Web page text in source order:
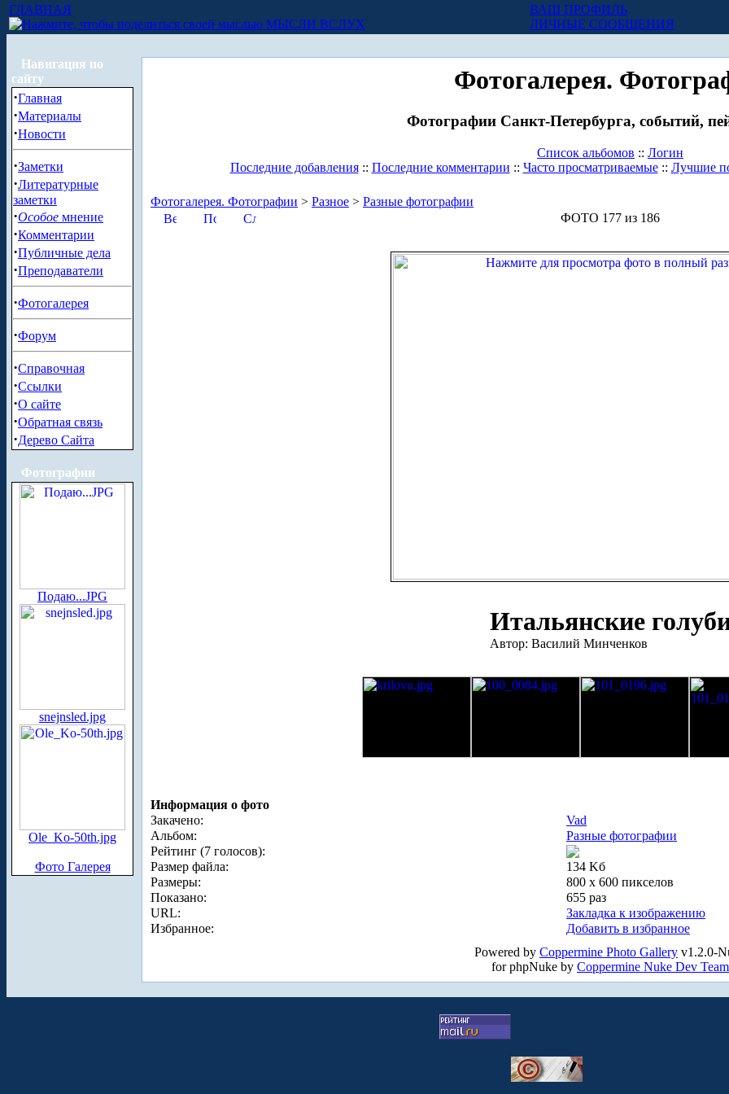
ГЛАВНАЯ
МЫСЛИ ВСЛУХ
ВАШ ПРОФИЛЬ
ЛИЧНЫЕ СООБЩЕНИЯ
Навигация по
сайту
·Главная
·Материалы
·Новости
·Заметки
·Литературные
заметки
·Особое мнение
·Комментарии
·Публичные дела
·Преподаватели
·Фотогалерея
·Форум
·Справочная
·Ссылки
·О сайте
·Обратная связь
·Дерево Сайта
Фотографии
Подаю...JPG
snejnsled.jpg
Ole_Ko-50th.jpg
Фото Галерея
Фотогалерея.
Фотографии Санкт-Петербурга, событий,
Список альбомов :: Логин
Последние добавления:: Последние комментарии :: Часто просматриваемые:: Лучшие
Фотогалерея. Фотографии > Разное > Разные фотографии
ФОТО 177 из 186
Итальянские
Автор: Василий Минченков
Информация о фото
Закачено:
Vad
Альбом:
Разные фотографии
Рейтинг (7 голосов):
Размер файла:
134 Kб
Размеры:
800 x 600 пикселов
Показано:
655 раз
URL:
Закладка к изображению
Избранное:
Добавить в избранное
Powered by Coppermine Photo Gallery v1.2.0-
for phpNuke by Coppermine Nuke Dev Team